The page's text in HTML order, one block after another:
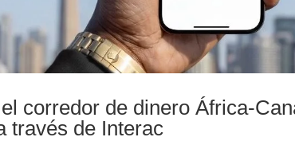
corredor de dinero África-
través de Interac